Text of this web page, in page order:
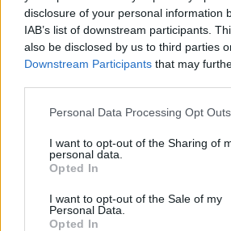
disclosure of your personal information
IAB’s list of downstream participants.
also be disclosed by us to third parties
Downstream Participants that may
Personal Data Processing Opt Outs
I want to opt-out of the Sharing of
personal data.
Opted In
I want to opt-out of the Sale of my
Personal Data.
Opted In
lohran 2022. 07. 15. 19:21
lohran
Kezdem azt érezni túlhúzták a kenyér és